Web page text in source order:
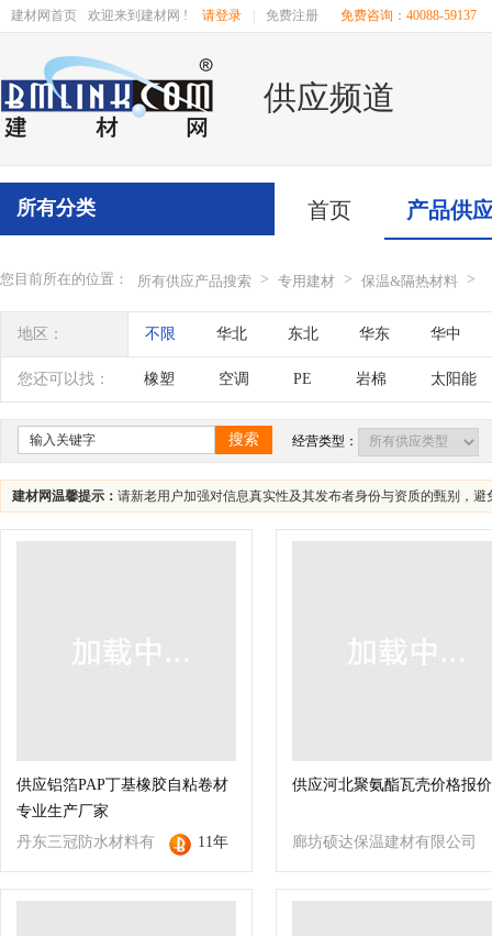
建材网首页 欢迎来到建材网 ! 请登录 免费注册 免费咨询：40088-59137
供应频道
首页 产品供
所有分类
您目前所在的位置： 所有供应产品搜索 > 专用建材 > 保温&隔热材料 >
地区： 不限 华北 东北 华东 华中
辽宁 吉林 黑龙江 内蒙古 江苏
四川 海南 贵州 云南 西藏
您还可以找： 橡塑 空调 PE 岩棉 太阳能
搜索 经营类型：
建材网温馨提示： 请新老用户加强对信息真实性及其发布者身份与资质的甄别，
供应铝箔PAP丁基橡胶自粘卷材
专业生产厂家
丹东三冠防水材料有
限责任公司
11年
供应河北聚氨酯瓦壳价格报价
廊坊硕达保温建材有限公司